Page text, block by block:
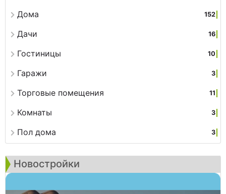
Дома 152
Дачи 16
Гостиницы 10
Гаражи 3
Торговые помещения 11
Комнаты 3
Пол дома 3
Новостройки